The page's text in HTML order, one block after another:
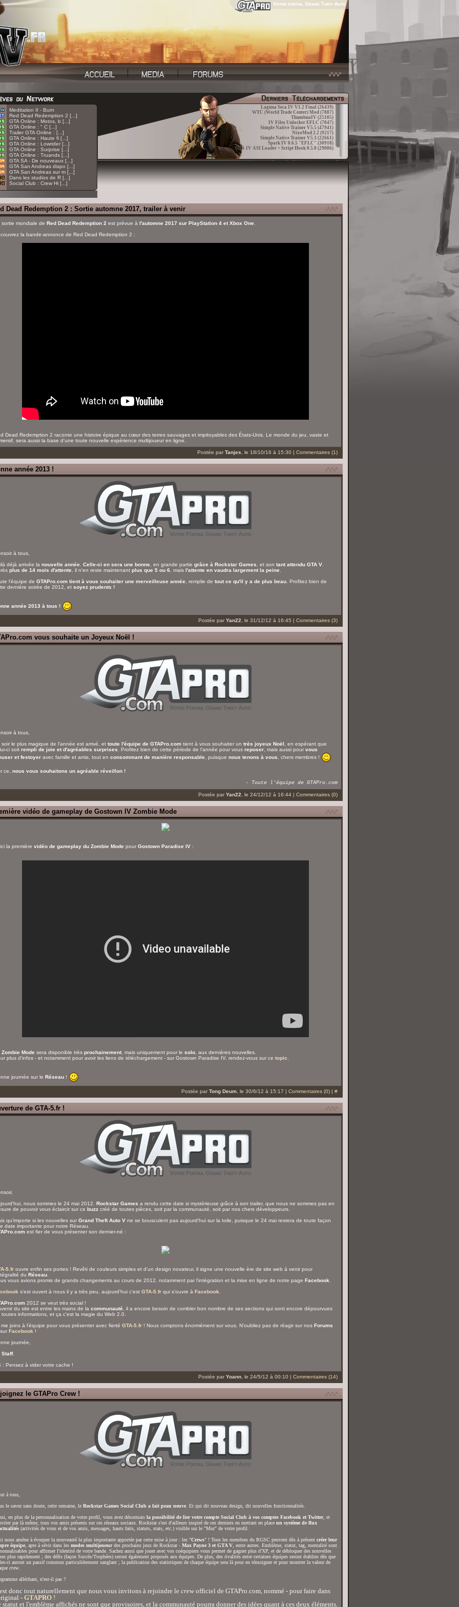
Meditation II - Burn
Red Dead Redemption 2 [...]
GTA Online : Motos, b [...]
GTA Online : " C [...]
Trailer GTA Online : [...]
GTA Online : Haute fi [...]
GTA Online : Lowrider [...]
GTA Online : Surprise [...]
GTA Online : Truands [...]
GTA SA - De nouveaux [...]
GTA San Andreas dispo [...]
GTA San Andreas sur m [...]
Dans les studios de R [...]
Social Club : Crew Hi [...]
Laguna Seca IV V1.2 Final (26439)
WTC (World Trade Center) Mod (7887)
ThumbnaIV (25105)
IV Files Unlocker EFLC (7047)
Simple Native Trainer V5.5 (47941)
NixoMod 2.2 (9217)
Simple Native Trainer V5.3 (22661)
Spark IV 0.6.5 "EFLC" (30918)
GTA IV ASI Loader + Script Hook 0.5.0 (29006)
Dead Redemption 2 : Sortie automne 2017, trailer à venir
sortie mondiale de Red Dead Redemption 2 est prévue à l'automne 2017 sur PlayStation 4 et Xbox One
la bande-annonce de Red Dead Redemption 2 :
Dead Redemption 2 raconte une histoire épique au cœur des terres sauvages et impitoyables des États-Unis. Le monde du jeu, vaste et
sera aussi la base d'une toute nouvelle expérience multijoueur en ligne.
Postée par Tanjes , le 18/10/16 à 15:30 | Commentaires (1)
année 2013 !
à tous,
déjà arrivée la nouvelle année Celle-ci en sera une bonne , en grande partie grâce à Rockstar Games , et son tant attendu GTA V.
plus de 14 mois d'attente , il n'en reste maintenant plus que 5 ou 6 , mais l'attente en vaudra largement la peine
l'équipe de GTAPro.com tient à vous souhaiter une merveilleuse année , remplie de tout ce qu'il y a de plus beau. Profitez bien de
dernière soirée de 2012, et soyez prudents !
année 2013 à tous !
Postée par Yan22 , le 31/12/12 à 16:45 | Commentaires (3)
vous souhaite un Joyeux Noël !
à tous,
soir le plus magique de l'année est arrivé, et toute l'équipe de GTAPro.comtient à vous souhaiter un très joyeux Noël , en espérant que
ci soit rempli de joie et d'agréables surprises . Profitez bien de cette période de l'année pour vous reposer, mais aussi pour vous
et festoyeravec famille et amis, tout en consommant de manière responsable , puisque nous tenons à vous , chers membres !
ce, nous vous souhaitons un agréable réveillon !
- Toute l'équipe de GTAPro.com
Postée par Yan22 , le 24/12/12 à 16:44 | Commentaires (0)
vidéo de gameplay de Gostown IV Zombie Mode
la première vidéo de gameplay du Zombie Mode pour Gostown Paradise IV:
Zombie Mode sera disponible très prochainement, mais uniquement pour le solo, aux dernières nouvelles.
plus d'infos - et notamment pour avoir les liens de téléchargement - sur Gostown Paradise IV, rendez-vous sur ce topic
journée sur le Réseau!
Postée par Tong Deum, le 30/6/12 à 15:17 | Commentaires (0)| #
de GTA-5.fr !
nous sommes le 24 mai 2012. Rockstar Games a rendu cette date si mystérieuse grâce à son trailer, que nous ne sommes pas en
de pouvoir vous éclaircir sur ce buzzcréé de toutes pièces, soit par la communauté, soit par nos chers développeurs.
qu'importe si les nouvelles sur Grand Theft Auto Vne se bousculent pas aujourd'hui sur la toile, puisque le 24 mai restera de toute façon
date importante pour notre Réseau.
est fier de vous présenter son dernier-né :
5.frouvre enfin ses portes ! Revêti de couleurs simples et d'un design novateur, il signe une nouvelle ère de site web à venir pour
du Réseau.
vous avions promis de grands changements au cours de 2012, notamment par l'intégration et la mise en ligne de notre page Facebook
s'est ouvert à nous il y a très peu, aujourd'hui c'est GTA-5.frqui s'ouvre à Facebook
2012 se veut très social !
du site est entre les mains de la communauté , il a encore besoin de combler bon nombre de ses sections qui sont encore dépourvues
toutes informations, et ça c'est la magie du Web 2.0.
me joins à l'équipe pour vous présenter avec fierté GTA-5.fr! Nous comptons énormément sur vous. N'oubliez pas de réagir sur nos Forums
Facebook !
journée,
Staff.
: Pensez à vider votre cache !
Postée par Yoann, le 24/5/12 à 00:10 | Commentaires (14)
le GTAPro Crew !
à tous,
le savez sans doute, cette semaine, le Rockstar Games Social Club a fait peau neuve. Et qui dit nouveau design, dit nouvelles fonctionnalités.
en plus de la personnalisation de votre profil, vous avez désormais la possibilité de lier votre compte Social Club à vos comptes Facebook et Twitter, et
par là même, tous vos amis présents sur ces réseaux sociaux. Rockstar s'est d'ailleurs inspiré de ces derniers en mettant en place un système de flux
(activités de vous et de vos amis, messages, hauts faits, statuts, stats, etc.) visible sur le "Mur" de votre profil.
nous amène à évoquer la nouveauté la plus importante apportée par cette mise à jour : les "Crews" ! Tous les membres du RGSC peuvent dès à présent créer leur
équipe, apte à sévir dans les modes multijoueurdes prochains jeux de Rockstar - Max Payne 3 et GTA V, entre autres. Emblème, statut, tag, mentalité sont
pour affirmer l'identité de votre bande. Sachez aussi que jouer avec vos coéquipiers vous permet de gagner plus d'XP, et de débloquer des nouvelles
plus rapidement ; des défis (façon Succès/Trophées) seront également proposés aux équipes. De plus, des rivalités entre certaines équipes seront établies dès que
ci auront un passif commun particulièrement sanglant ; la publication des statistiques de chaque équipe sera là pour en témoigner et pour montrer la valeur de
crew.
alléchant, n'est-il pas ?
donc tout naturellement que nous vous invitons à rejoindre le crewofficiel de GTAPro.com, nommé - pour faire dans
- GTAPRO!
statut et l'emblème affichés ne sont que provisoires, et la communauté pourra donner des idées quant à ces deux éléments.